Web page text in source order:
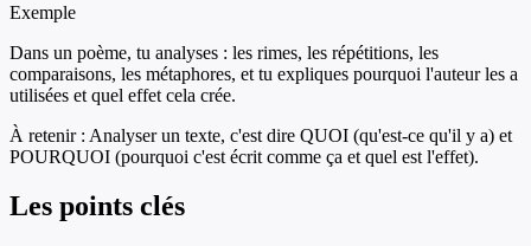
Exemple
Dans un poème, tu analyses : les rimes, les répétitions, les
comparaisons, les métaphores, et tu expliques pourquoi l'auteur les a
utilisées et quel effet cela crée.
À retenir : Analyser un texte, c'est dire QUOI (qu'est-ce qu'il y a) et
POURQUOI (pourquoi c'est écrit comme ça et quel est l'effet).
Les points clés